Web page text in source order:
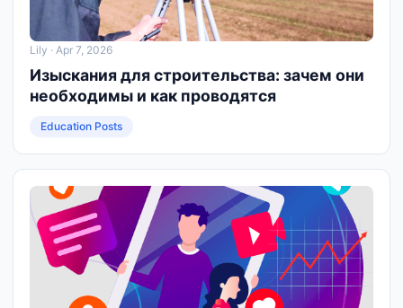
Lily · Apr 7, 2026
Изыскания для строительства: зачем они
необходимы и как проводятся
Education Posts